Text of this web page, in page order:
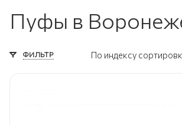
Пуфы в
ФИЛЬТР По индексу